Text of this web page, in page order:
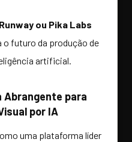
Runway ou Pika Labs
futuro da produção de
artificial.
Abrangente para
por IA
uma plataforma líder